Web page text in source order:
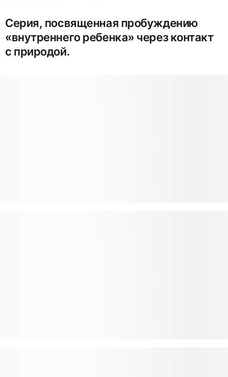
Серия, посвященная пробуждению
«внутреннего ребенка» через контакт
с природой.